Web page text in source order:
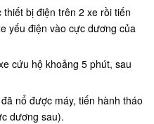
thiết bị điện trên 2 xe rồi tiến
yếu điện vào cực dương của
cứu hộ khoảng 5 phút, sau
nổ được máy, tiến hành tháo
dương sau).